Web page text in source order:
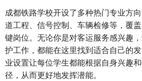
成都铁路学校开设了多种热门专业方
道工程、信号控制、车辆检修等，覆
键岗位。无论你是对客运服务感兴趣
护工作，都能在这里找到适合自己的
业设置让每位学生都能根据自身兴趣
径，从而更好地发挥潜能。